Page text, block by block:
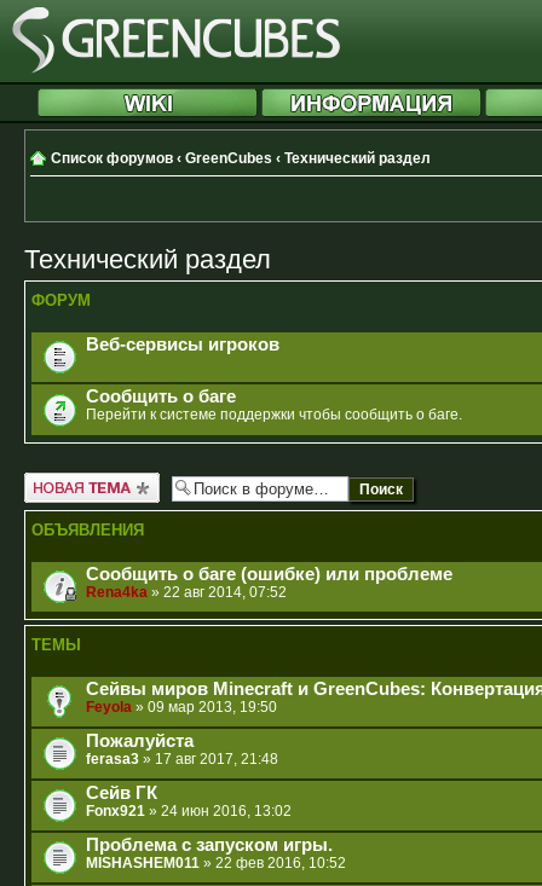
Список форумов ‹ GreenCubes ‹ Технический раздел
Технический раздел
ФОРУМ
Веб-сервисы игроков
Сообщить о баге
Перейти к системе поддержки чтобы сообщить о баге.
Новая тема
ОБЪЯВЛЕНИЯ
Сообщить о баге (ошибке) или проблеме
Rena4ka » 22 авг 2014, 07:52
ТЕМЫ
Сейвы миров Minecraft и GreenCubes:
Feyola » 09 мар 2013, 19:50
Пожалуйста
ferasa3 » 17 авг 2017, 21:48
Сейв ГК
Fonx921 » 24 июн 2016, 13:02
Проблема с запуском игры.
MISHASHEM011 » 22 фев 2016, 10:52